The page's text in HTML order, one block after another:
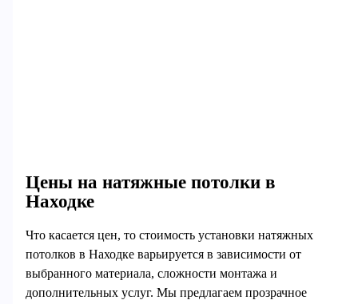
Цены на натяжные потолки в
Находке
Что касается цен, то стоимость установки натяжных
потолков в Находке варьируется в зависимости от
выбранного материала, сложности монтажа и
дополнительных услуг. Мы предлагаем прозрачное